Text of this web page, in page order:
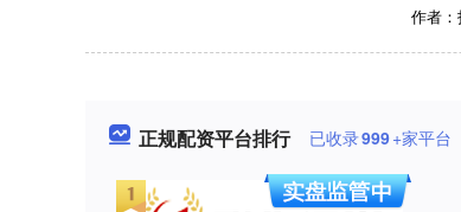
作者
正规配资平台排行 已收录999+家平台